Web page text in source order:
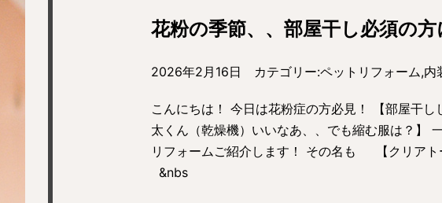
花粉の季節、、部屋干し必須の
2026年2月16日 カテゴリー:ペットリフォーム,内
こんにちは！ 今日は花粉症の方必見！ 【部屋干
太くん（乾燥機）いいなあ、、でも縮む服は？】
リフォームご紹介します！ その名も 【クリアト
&nbs